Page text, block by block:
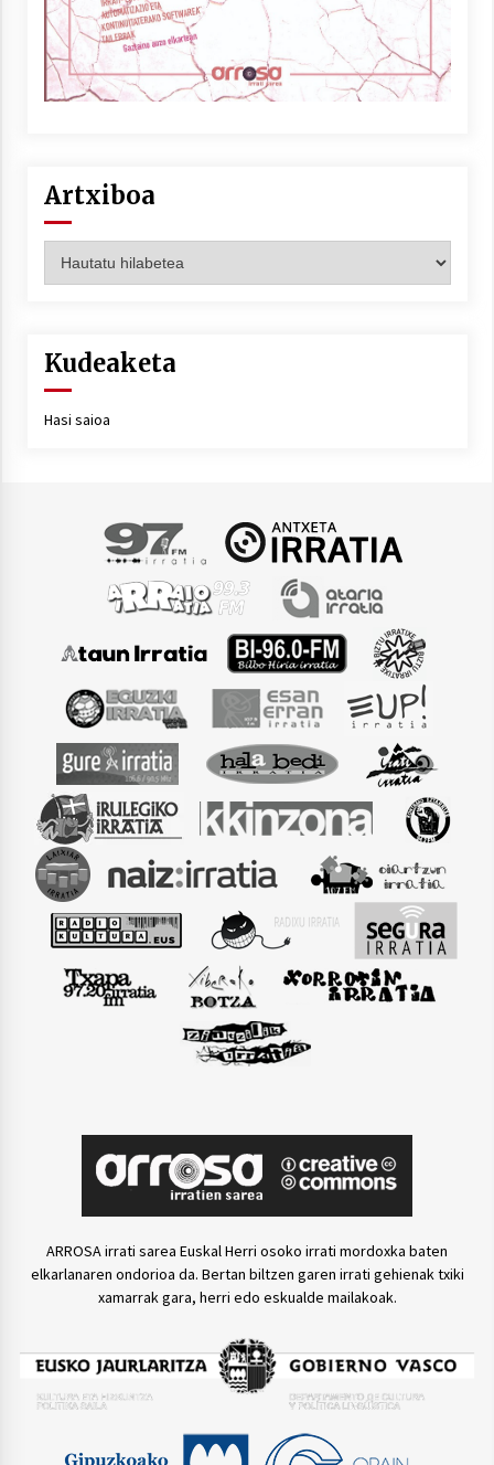
Artxiboa
Kudeaketa
Hasi saioa
ARROSA irrati sarea Euskal Herri osoko irrati mordoxka baten
elkarlanaren ondorioa da. Bertan biltzen garen irrati gehienak txiki
xamarrak gara, herri edo eskualde mailakoak.